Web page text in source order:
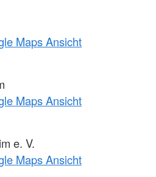
Maps Ansicht
Maps Ansicht
e. V.
Maps Ansicht